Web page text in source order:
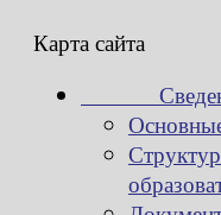
Карта сайта